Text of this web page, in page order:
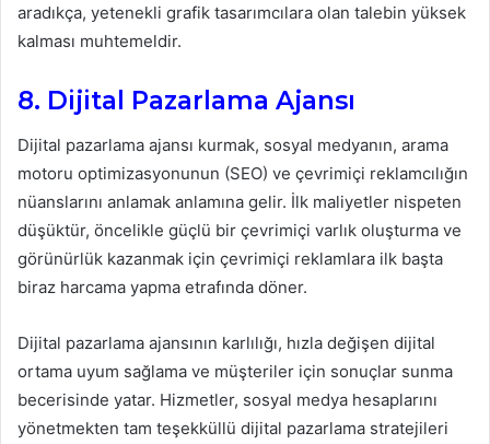
aradıkça, yetenekli grafik tasarımcılara olan talebin yüksek
kalması muhtemeldir.
8. Dijital Pazarlama Ajansı
Dijital pazarlama ajansı kurmak, sosyal medyanın, arama
motoru optimizasyonunun (SEO) ve çevrimiçi reklamcılığın
nüanslarını anlamak anlamına gelir. İlk maliyetler nispeten
düşüktür, öncelikle güçlü bir çevrimiçi varlık oluşturma ve
görünürlük kazanmak için çevrimiçi reklamlara ilk başta
biraz harcama yapma etrafında döner.
Dijital pazarlama ajansının karlılığı, hızla değişen dijital
ortama uyum sağlama ve müşteriler için sonuçlar sunma
becerisinde yatar. Hizmetler, sosyal medya hesaplarını
yönetmekten tam teşekküllü dijital pazarlama stratejileri